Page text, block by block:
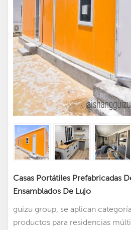
Casas Portátiles Prefabricadas
Ensamblados De Lujo
guizu group, se aplican
productos para residencias